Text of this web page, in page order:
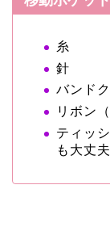
糸
針
バンド
リボン
ティッ
も大丈